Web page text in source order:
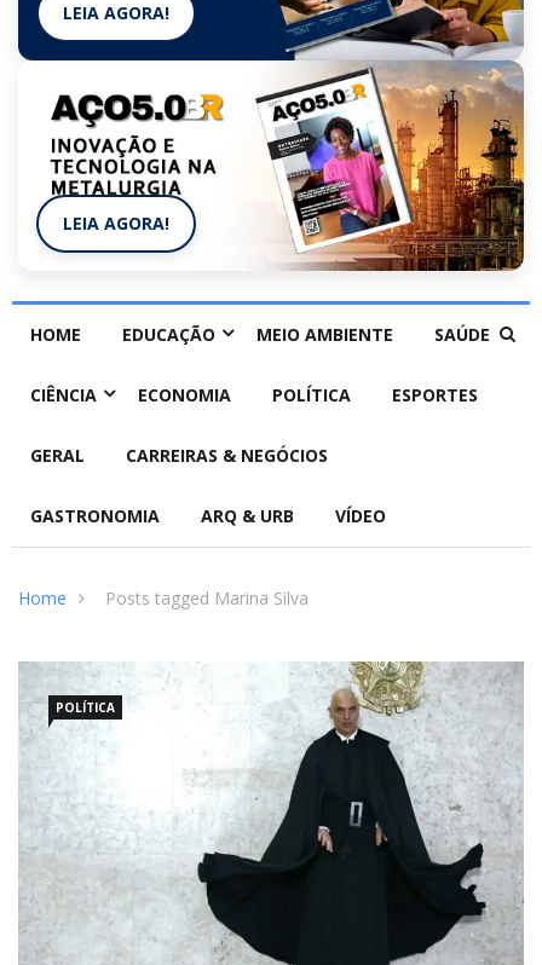
LEIA AGORA!
LEIA AGORA!
HOME EDUCAÇÃO MEIO AMBIENTE SAÚDE
CIÊNCIA ECONOMIA POLÍTICA ESPORTES
GERAL CARREIRAS & NEGÓCIOS
GASTRONOMIA ARQ & URB VÍDEO
Home Posts tagged Marina Silva
POLÍTICA